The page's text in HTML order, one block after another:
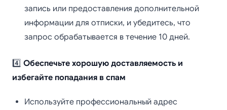
запись или предоставления дополнительной
информации для отписки, и убедитесь, что
запрос обрабатывается в течение 10 дней.
4️⃣ Обеспечьте хорошую доставляемость и
избегайте попадания в спам
Используйте профессиональный адрес